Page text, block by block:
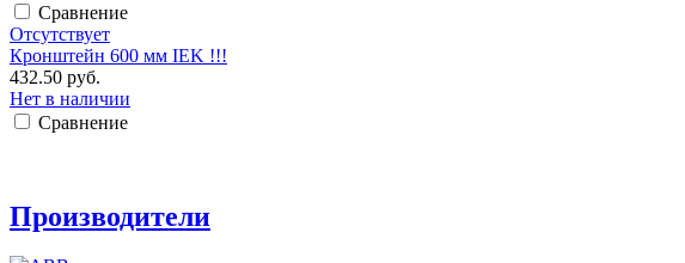
Сравнение
Отсутствует
Кронштейн 600 мм IEK !!!
432.50 руб.
Нет в наличии
Сравнение
Производители